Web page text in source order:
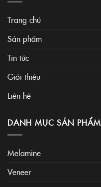
Trang chủ
Sản phẩm
Tin tức
Giới thiệu
Liên hệ
DANH MỤC SẢN PHẨM
Melamine
Veneer